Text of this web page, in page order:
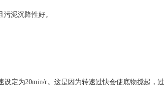
泥沉降性好。
为20min/r。这是因为转速过快会使底物搅起，过